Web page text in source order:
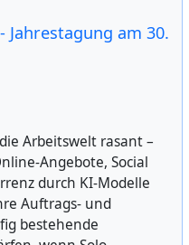
Jahrestagung am 30.
Arbeitswelt rasant –
Angebote, Social
durch KI-Modelle
Auftrags- und
bestehende